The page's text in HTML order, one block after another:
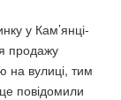
у Кам’янці-
продажу
на вулиці, тим
повідомили